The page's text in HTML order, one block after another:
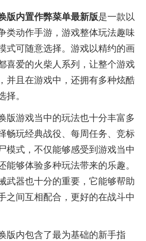
版内置作弊菜单最新版是一款以
类动作手游，游戏整体玩法趣味
式可随意选择。游戏以精约的画
喜爱的火柴人系列，让整个游戏
并且在游戏中，还拥有多种炫酷
择。
版游戏当中的玩法也十分丰富多
畅玩经典战役、每周任务、竞标
模式，不仅能够感受到游戏当中
能够体验多种玩法带来的乐趣。
武器也十分的重要，它能够帮助
之间互相配合，更好的在战斗中
版内包含了最为基础的新手指